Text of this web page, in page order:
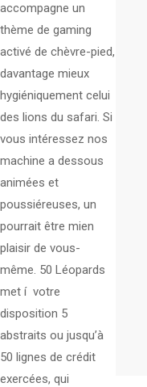
accompagne un
thème de gaming
activé de chèvre-pied,
davantage mieux
hygiéniquement celui
des lions du safari. Si
vous intéressez nos
machine a dessous
animées et
poussiéreuses, un
pourrait être mien
plaisir de vous-
même. 50 Léopards
met í votre
disposition 5
abstraits ou jusqu’à
50 lignes de crédit
exercées, qui